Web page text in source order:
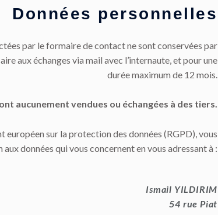
Données personnelles
par le formaire de contact ne sont conservées par
aux échanges via mail avec l’internaute, et pour une
durée maximum de 12 mois.
aucunement vendues ou échangées à des tiers.
sur la protection des données (RGPD), vous
données qui vous concernent en vous adressant à :
Ismail YILDIRIM
54 rue Piat